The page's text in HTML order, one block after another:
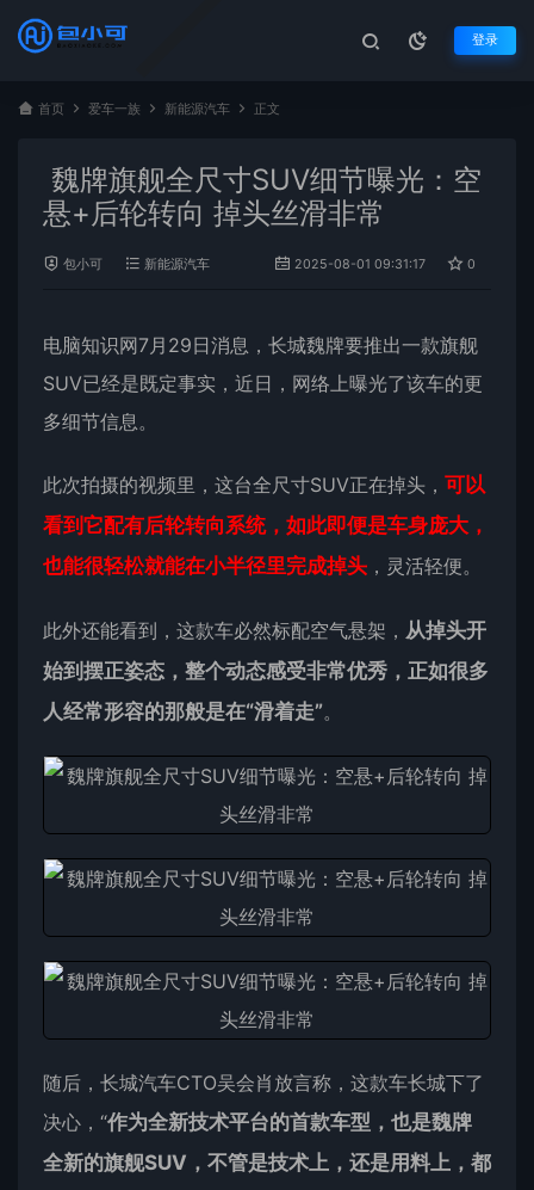
登录
首页 爱车一族 新能源汽车 正文
魏牌旗舰全尺寸SUV细节曝光：空
悬+后轮转向 掉头丝滑非常
包小可 新能源汽车 2025-08-01 09:31:17 0
电脑知识网7月29日消息，长城魏牌要推出一款旗舰
SUV已经是既定事实，近日，网络上曝光了该车的更
多细节信息。
此次拍摄的视频里，这台全尺寸SUV正在掉头， 可以
看到它配有后轮转向系统，如此即便是车身庞大，
也能很轻松就能在小半径里完成掉头 ，灵活轻便。
此外还能看到，这款车必然标配空气悬架， 从掉头开
始到摆正姿态，整个动态感受非常优秀，正如很多
人经常形容的那般是在“滑着走”。
随后，长城汽车CTO吴会肖放言称，这款车长城下了
决心，“作为全新技术平台的首款车型，也是魏牌
全新的旗舰SUV，不管是技术上，还是用料上，都